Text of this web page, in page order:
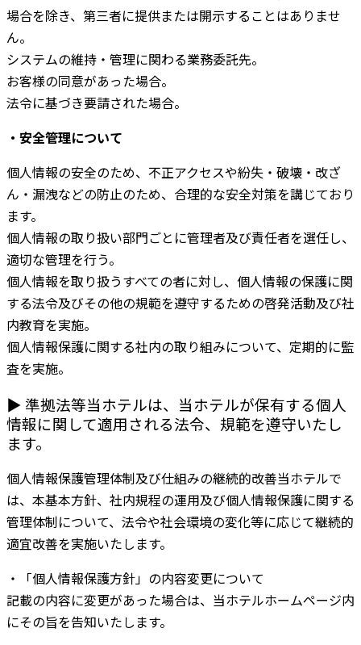
場合を除き、第三者に提供または開示することはありませ
ん。
システムの維持・管理に関わる業務委託先。
お客様の同意があった場合。
法令に基づき要請された場合。
・安全管理について
個人情報の安全のため、不正アクセスや紛失・破壊・改ざ
ん・漏洩などの防止のため、合理的な安全対策を講じており
ます。
個人情報の取り扱い部門ごとに管理者及び責任者を選任し、
適切な管理を行う。
個人情報を取り扱うすべての者に対し、個人情報の保護に関
する法令及びその他の規範を遵守するための啓発活動及び社
内教育を実施。
個人情報保護に関する社内の取り組みについて、定期的に監
査を実施。
▶ 準拠法等当ホテルは、当ホテルが保有する個人
情報に関して適用される法令、規範を遵守いたし
ます。
個人情報保護管理体制及び仕組みの継続的改善当ホテルで
は、本基本方針、社内規程の運用及び個人情報保護に関する
管理体制について、法令や社会環境の変化等に応じて継続的
適宜改善を実施いたします。
・「個人情報保護方針」の内容変更について
記載の内容に変更があった場合は、当ホテルホームページ内
にその旨を告知いたします。